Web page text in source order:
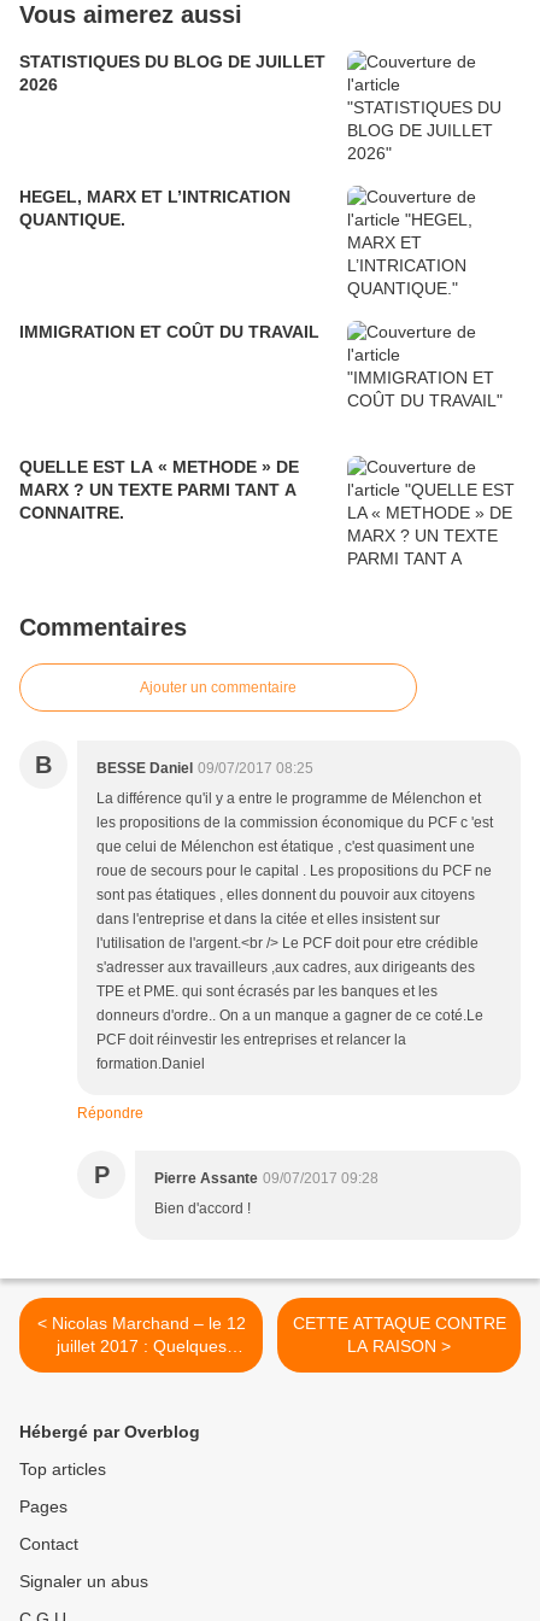
Vous aimerez aussi
STATISTIQUES DU BLOG DE JUILLET
2026
HEGEL, MARX ET L’INTRICATION
QUANTIQUE.
IMMIGRATION ET COÛT DU TRAVAIL
QUELLE EST LA « METHODE » DE
MARX ? UN TEXTE PARMI TANT A
CONNAITRE.
Commentaires
Ajouter un commentaire
B BESSE Daniel 09/07/2017 08:25
La différence qu'il y a entre le programme de Mélenchon et
les propositions de la commission économique du PCF c 'est
que celui de Mélenchon est étatique , c'est quasiment une
roue de secours pour le capital . Les propositions du PCF ne
sont pas étatiques , elles donnent du pouvoir aux citoyens
dans l'entreprise et dans la citée et elles insistent sur
l'utilisation de l'argent.<br /> Le PCF doit pour etre crédible
s'adresser aux travailleurs ,aux cadres, aux dirigeants des
TPE et PME. qui sont écrasés par les banques et les
donneurs d'ordre.. On a un manque a gagner de ce coté.Le
PCF doit réinvestir les entreprises et relancer la
formation.Daniel
Répondre
P Pierre Assante 09/07/2017 09:28
Bien d'accord !
< Nicolas Marchand – le 12
juillet 2017 : Quelques
réflexions pour les débats
CETTE ATTAQUE CONTRE
LA RAISON >
Hébergé par Overblog
Top articles
Pages
Contact
Signaler un abus